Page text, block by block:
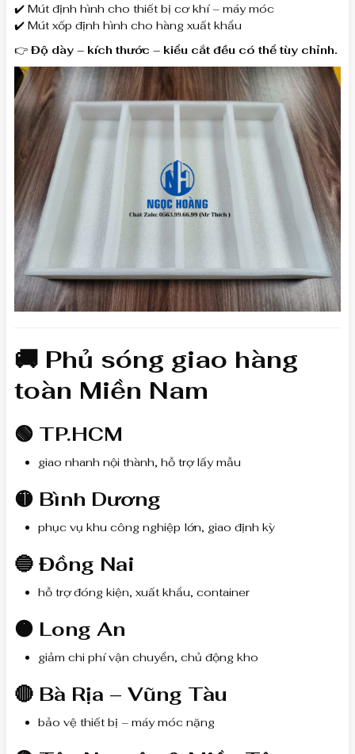
✔️ Mút định hình cho thiết bị cơ khí – máy móc
✔️ Mút xốp định hình cho hàng xuất khẩu
👉 Độ dày – kích thước – kiểu cắt đều có thể tùy chỉnh.
🚚 Phủ sóng giao hàng
toàn Miền Nam
🟢 TP.HCM
giao nhanh nội thành, hỗ trợ lấy mẫu
🟡 Bình Dương
phục vụ khu công nghiệp lớn, giao định kỳ
🔵 Đồng Nai
hỗ trợ đóng kiện, xuất khẩu, container
🟠 Long An
giảm chi phí vận chuyển, chủ động kho
🔴 Bà Rịa – Vũng Tàu
bảo vệ thiết bị – máy móc nặng